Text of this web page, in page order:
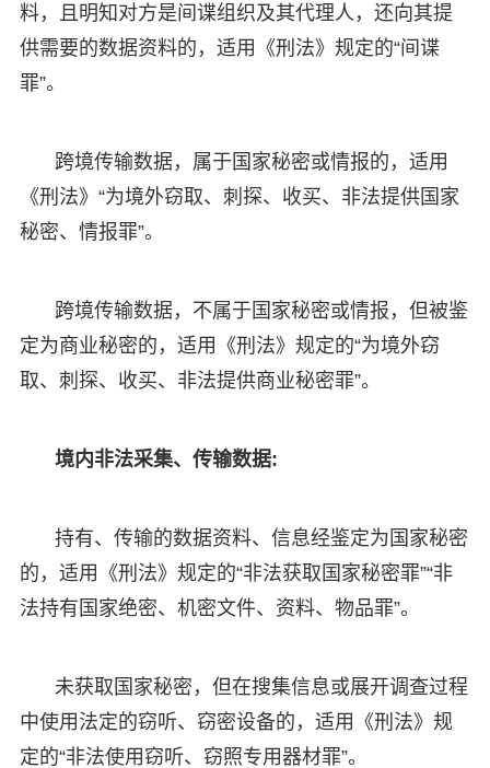
料，且明知对方是间谍组织及其代理人，还向其提
供需要的数据资料的，适用《刑法》规定的“间谍
罪”。
跨境传输数据，属于国家秘密或情报的，适用
《刑法》“为境外窃取、刺探、收买、非法提供国家
秘密、情报罪”。
跨境传输数据，不属于国家秘密或情报，但被鉴
定为商业秘密的，适用《刑法》规定的“为境外窃
取、刺探、收买、非法提供商业秘密罪”。
境内非法采集、传输数据:
持有、传输的数据资料、信息经鉴定为国家秘密
的，适用《刑法》规定的“非法获取国家秘密罪”“非
法持有国家绝密、机密文件、资料、物品罪”。
未获取国家秘密，但在搜集信息或展开调查过程
中使用法定的窃听、窃密设备的，适用《刑法》规
定的“非法使用窃听、窃照专用器材罪”。